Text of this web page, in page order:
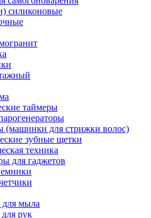
силиконовые
таймеры
(машинки для стрижки волос)
зубные щетки
техника
для гаджетов
для мыла
рук